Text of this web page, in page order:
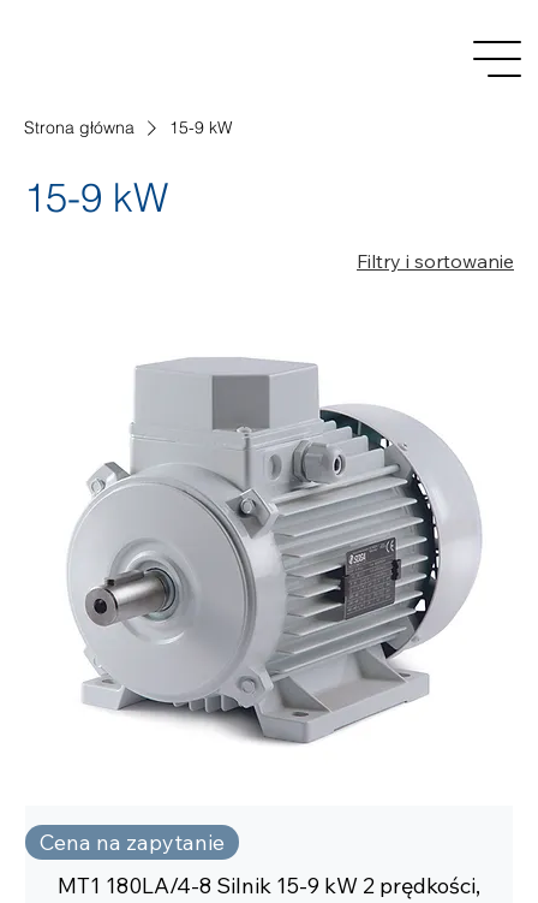
Strona główna 15-9 kW
15-9 kW
Filtry i sortowanie
Cena na zapytanie
MT1 180LA/4-8 Silnik 15-9 kW 2 prędkości,